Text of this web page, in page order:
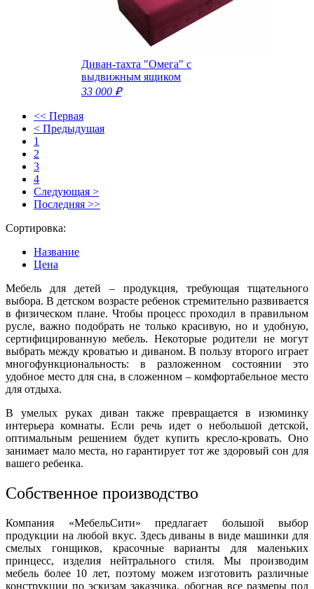
Диван-тахта "Омега" с
выдвижным ящиком
33 000 ₽
<< Первая
< Предыдущая
1
2
3
4
Следующая >
Последняя >>
Сортировка:
Название
Цена
Мебель для детей – продукция, требующая тщательного
выбора. В детском возрасте ребенок стремительно развивается
в физическом плане. Чтобы процесс проходил в правильном
русле, важно подобрать не только красивую, но и удобную,
сертифицированную мебель. Некоторые родители не могут
выбрать между кроватью и диваном. В пользу второго играет
многофункциональность: в разложенном состоянии это
удобное место для сна, в сложенном – комфортабельное место
для отдыха.
В умелых руках диван также превращается в изюминку
интерьера комнаты. Если речь идет о небольшой детской,
оптимальным решением будет купить кресло-кровать. Оно
занимает мало места, но гарантирует тот же здоровый сон для
вашего ребенка.
Собственное производство
Компания «МебельСити» предлагает большой выбор
продукции на любой вкус. Здесь диваны в виде машинки для
смелых гонщиков, красочные варианты для маленьких
принцесс, изделия нейтрального стиля. Мы производим
мебель более 10 лет, поэтому можем изготовить различные
конструкции по эскизам заказчика, обогнав все размеры под